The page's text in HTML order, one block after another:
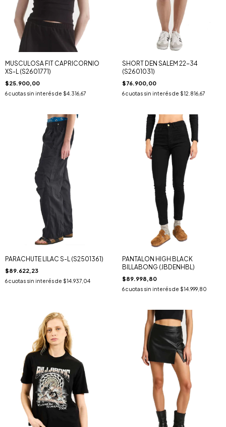
MUSCULOSA FIT CAPRICORNIO
XS-L (S2601771)
$25.900,00
6cuotas sin interés de $4.316,67
SHORT DEN SALEM 22-34
(S2601031)
$76.900,00
6 cuotas sin interés de $12.816,67
PARACHUTE LILAC S-L (S2501361)
$89.622,23
6cuotas sin interés de $14.937,04
PANTALON HIGH BLACK
BILLABONG (JBDENHBL)
$89.998,80
6 cuotas sin interés de $14.999,80